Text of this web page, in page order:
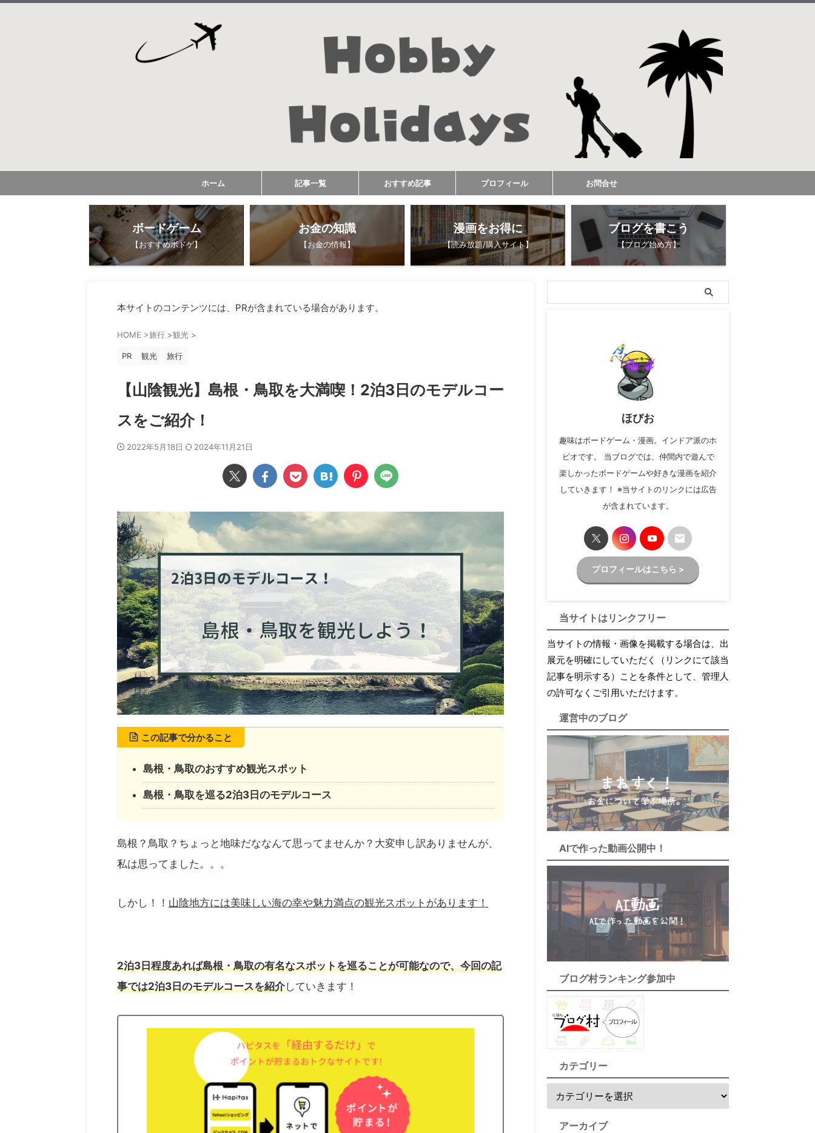
ホーム 記事一覧 おすすめ記事 プロフィール お問合せ
ボードゲーム
【おすすめボドゲ】
お金の知識
【お金の情報】
漫画をお得に
【読み放題/購入サイト】
ブログを書こう
【ブログ始め方】
本サイトのコンテンツには、PRが含まれている場合があります。
HOME >旅行 >観光 >
PR 観光 旅行
【山陰観光】島根・鳥取を大満喫！2泊3日のモデルコー
スをご紹介！
2022年5月18日 2024年11月21日
この記事で分かること
島根・鳥取のおすすめ観光スポット
島根・鳥取を巡る2泊3日のモデルコース
島根？鳥取？ちょっと地味だななんて思ってませんか？大変申し訳ありませんが、
私は思ってました。。。
しかし！！ 山陰地方には美味しい海の幸や魅力満点の観光スポットがあります！
2泊3日程度あれば島根・鳥取の有名なスポットを巡ることが可能なので、今回の記
事では2泊3日のモデルコースを紹介していきます！
ほびお
趣味はボードゲーム・漫画。インドア派のホ
ビオです。 当ブログでは、仲間内で遊んで
楽しかったボードゲームや好きな漫画を紹介
していきます！ ※当サイトのリンクには広告
が含まれています。
プロフィールはこちら >
当サイトはリンクフリー
当サイトの情報・画像を掲載する場合は、出
展元を明確にしていただく（リンクにて該当
記事を明示する）ことを条件として、管理人
の許可なくご引用いただけます。
運営中のブログ
AIで作った動画公開中！
ブログ村ランキング参加中
カテゴリー
アーカイブ